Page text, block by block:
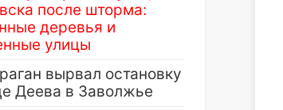
после шторма:
деревья и
улицы
вырвал остановку
Деева в Заволжье